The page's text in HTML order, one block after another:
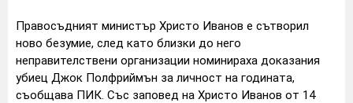
Правосъдният министър Христо Иванов е сътворил
ново безумие, след като близки до него
неправителствени организации номинираха доказания
убиец Джок Полфриймън за личност на годината,
съобщава ПИК. Със заповед на Христо Иванов от 14